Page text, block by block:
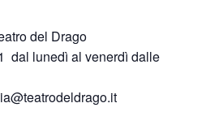
del Drago
dal lunedì al venerdì dalle